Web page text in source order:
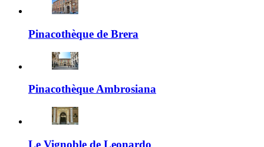
Pinacothèque de Brera
Pinacothèque Ambrosiana
Le Vignoble de Leonardo